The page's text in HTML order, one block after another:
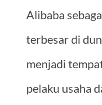
Alibaba
terbesar di
menjadi
pelaku usaha